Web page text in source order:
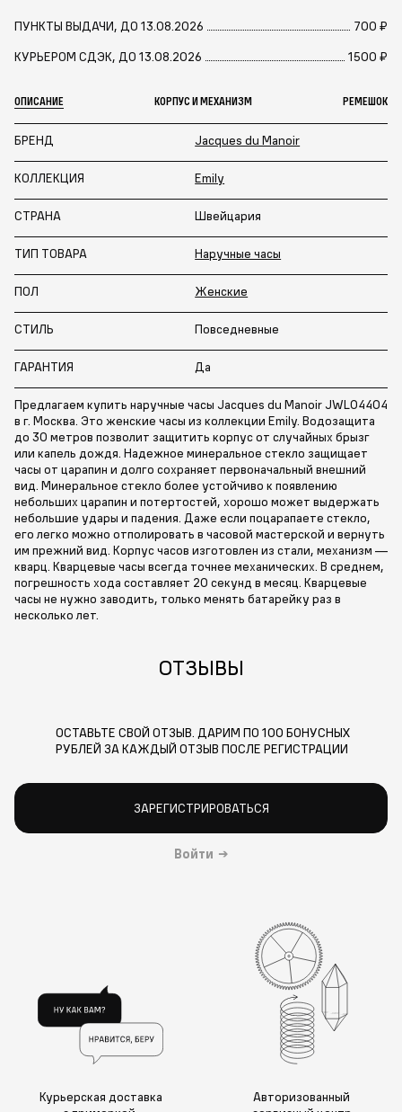
ПУНКТЫ ВЫДАЧИ, ДО 13.08.2026
700 ₽
КУРЬЕРОМ СДЭК, ДО 13.08.2026
1500 ₽
ОПИСАНИЕ КОРПУС И МЕХАНИЗМ РЕМЕШОК
БРЕНД Jacques du Manoir
КОЛЛЕКЦИЯ Emily
СТРАНА Швейцария
ТИП ТОВАРА Наручные часы
ПОЛ Женские
СТИЛЬ Повседневные
ГАРАНТИЯ Да
Предлагаем купить наручные часы Jacques du Manoir JWL04404
в г. Москва. Это женские часы из коллекции Emily. Водозащита
до 30 метров позволит защитить корпус от случайных брызг
или капель дождя. Надежное минеральное стекло защищает
часы от царапин и долго сохраняет первоначальный внешний
вид. Минеральное стекло более устойчиво к появлению
небольших царапин и потертостей, хорошо может выдержать
небольшие удары и падения. Даже если поцарапаете стекло,
его легко можно отполировать в часовой мастерской и вернуть
им прежний вид. Корпус часов изготовлен из стали, механизм —
кварц. Кварцевые часы всегда точнее механических. В среднем,
погрешность хода составляет 20 секунд в месяц. Кварцевые
часы не нужно заводить, только менять батарейку раз в
несколько лет.
ОТЗЫВЫ
ОСТАВЬТЕ СВОЙ ОТЗЫВ. ДАРИМ ПО 100 БОНУСНЫХ
РУБЛЕЙ ЗА КАЖДЫЙ ОТЗЫВ ПОСЛЕ РЕГИСТРАЦИИ
ЗАРЕГИСТРИРОВАТЬСЯ
Войти →
Курьерская доставка
Авторизованный